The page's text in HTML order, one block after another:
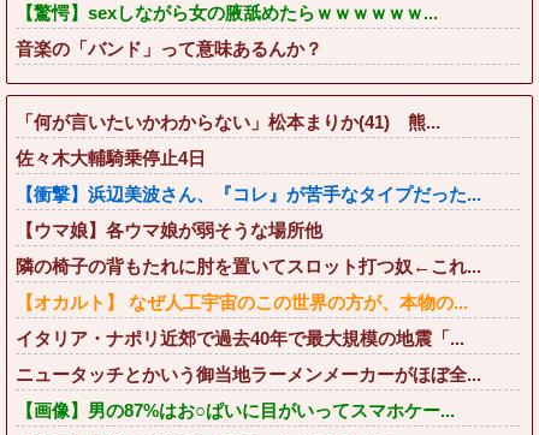
【驚愕】sexしながら女の腋舐めたらｗｗｗｗｗｗ...
音楽の「バンド」って意味あるんか？
「何が言いたいかわからない」松本まりか(41) 熊...
佐々木大輔騎乗停止4日
【衝撃】浜辺美波さん、『コレ』が苦手なタイプだった...
【ウマ娘】各ウマ娘が弱そうな場所他
隣の椅子の背もたれに肘を置いてスロット打つ奴←これ...
【オカルト】 なぜ人工宇宙のこの世界の方が、本物の...
イタリア・ナポリ近郊で過去40年で最大規模の地震「...
ニュータッチとかいう御当地ラーメンメーカーがほぼ全...
【画像】男の87%はお○ぱいに目がいってスマホケー...